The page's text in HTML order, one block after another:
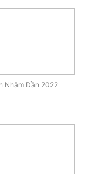
Nhâm Dần 2022